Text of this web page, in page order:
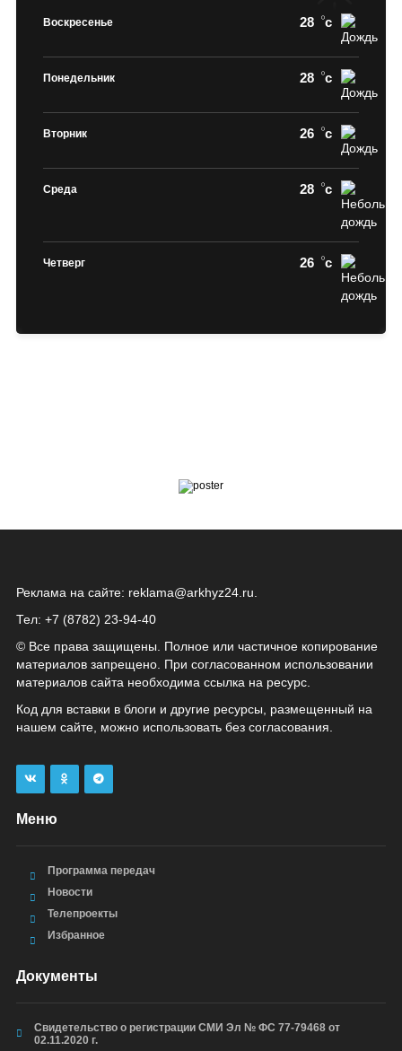
Воскресенье 28 c
Понедельник 28 c
Вторник 26 c
Среда 28 c
Четверг 26 c
Реклама на сайте: reklama@arkhyz24.ru
Тел: +7 (8782) 23‑94‑40
© Все права защищены. Полное или частичное копирование
материалов запрещено. При согласованном использовании
материалов сайта необходима ссылка на ресурс.
Код для вставки в блоги и другие ресурсы, размещенный на
нашем сайте, можно использовать без согласования.
Меню
Программа передач
Новости
Телепроекты
Избранное
Документы
Свидетельство о регистрации СМИ Эл № ФС 77-79468 от
02.11.2020 г.